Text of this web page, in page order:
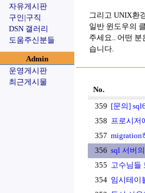
자유게시판
구인|구직
DSN 갤러리
도움주신분들
Admin
운영게시판
최근게시물
그리고 UNIX환
일반 윈도우의
주세요.. 어떤
습니다.
No.
359 [문의]
358 프로시저
357 migration
356 sql 서버
355 고수님들
354 임시테이